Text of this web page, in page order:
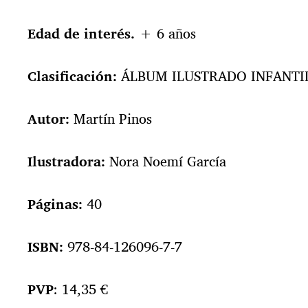
Edad de interés. + 6 años
Clasificación: ÁLBUM ILUSTRADO
Autor: Martín Pinos
Ilustradora: Nora Noemí García
Páginas: 40
ISBN: 978-84-126096-7-7
PVP: 14,35 €